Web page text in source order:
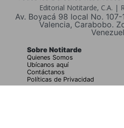
Editorial Notitarde, C.A. |
Av. Boyacá 98 local No.
Valencia, Carabobo.
Sobre Notitarde
Quienes Somos
Ubícanos aquí
Contáctanos
Políticas de Privacidad